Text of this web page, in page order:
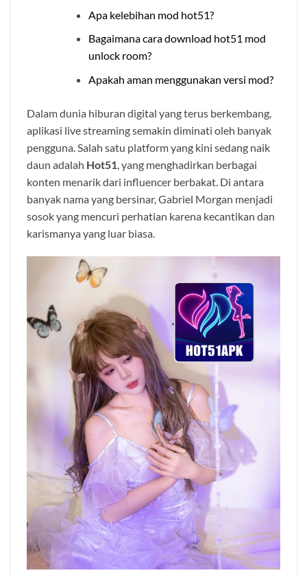
Apa kelebihan mod hot51?
Bagaimana cara download hot51 mod
unlock room?
Apakah aman menggunakan versi mod?
Dalam dunia hiburan digital yang terus berkembang,
aplikasi live streaming semakin diminati oleh banyak
pengguna. Salah satu platform yang kini sedang naik
daun adalah Hot51, yang menghadirkan berbagai
konten menarik dari influencer berbakat. Di antara
banyak nama yang bersinar, Gabriel Morgan menjadi
sosok yang mencuri perhatian karena kecantikan dan
karismanya yang luar biasa.